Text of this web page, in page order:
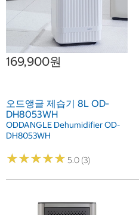
169,900원
오드앵글 제습기 8L OD-
DH8053WH
ODDANGLE Dehumidifier OD-
DH8053WH
★★★★★
★★★★★ 5.0 (3)